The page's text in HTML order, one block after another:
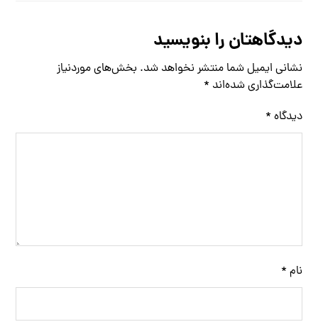
دیدگاهتان را بنویسید
نشانی ایمیل شما منتشر نخواهد شد. بخش‌های موردنیاز
علامت‌گذاری شده‌اند *
دیدگاه *
نام *